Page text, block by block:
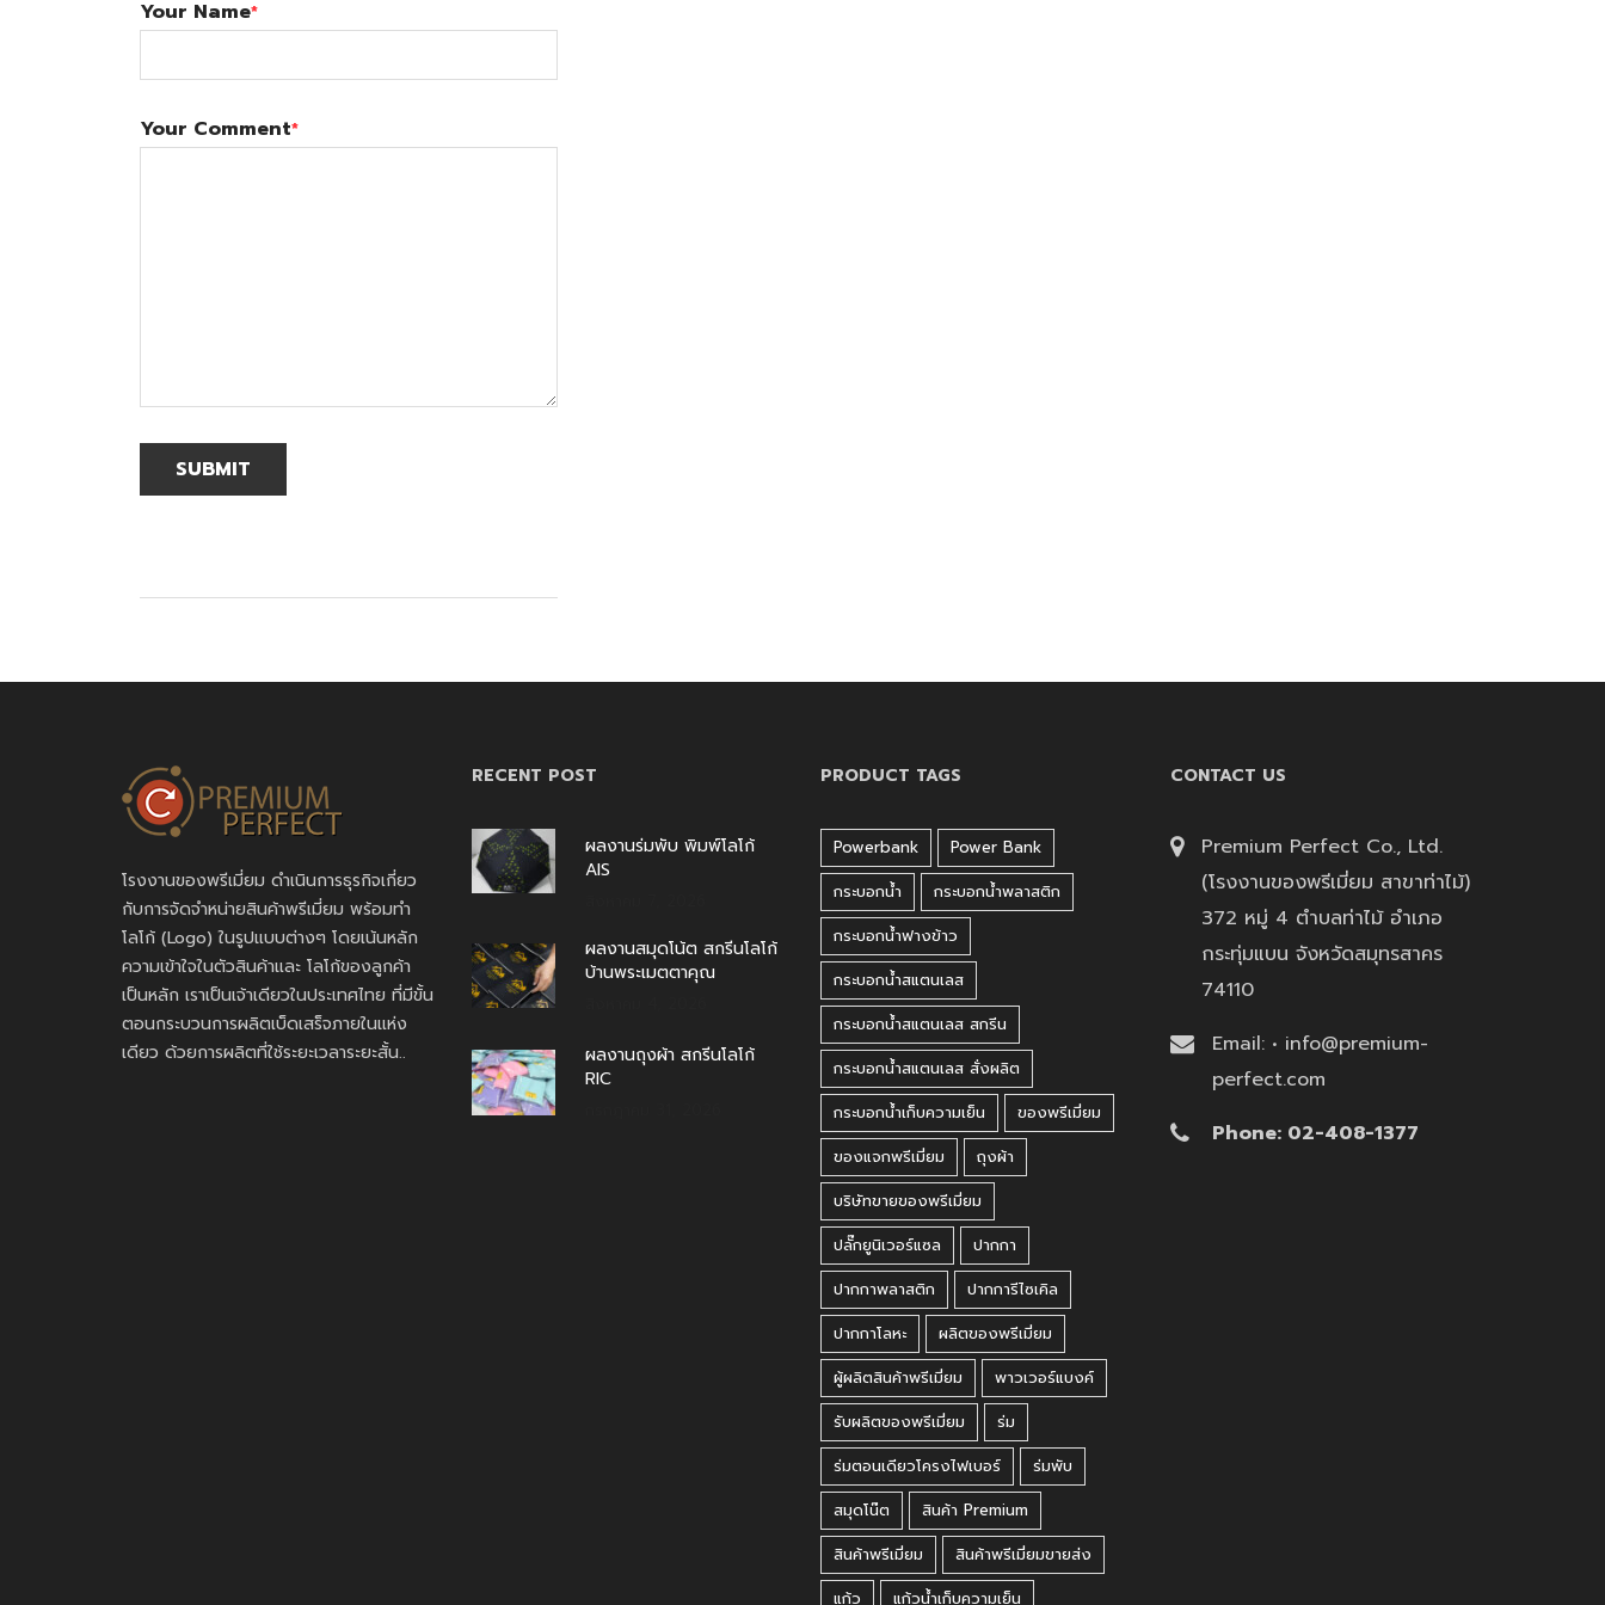
Your Name*
Your Comment*
โรงงานของพรีเมี่ยม ดำเนินการธุรกิจเกี่ยว
กับการจัดจำหน่ายสินค้าพรีเมี่ยม พร้อมทำ
โลโก้ (Logo) ในรูปแบบต่างๆ โดยเน้นหลัก
ความเข้าใจในตัวสินค้าและ โลโก้ของลูกค้า
เป็นหลัก เราเป็นเจ้าเดียวในประเทศไทย ที่มีขั้น
ตอนกระบวนการผลิตเบ็ดเสร็จภายในแห่ง
เดียว ด้วยการผลิตที่ใช้ระยะเวลาระยะสั้น..
RECENT POST
ผลงานร่มพับ พิมพ์โลโก้
AIS
ผลงานสมุดโน้ต สกรีนโลโก้
บ้านพระเมตตาคุณ
ผลงานถุงผ้า สกรีนโลโก้
RIC
PRODUCT TAGS
Powerbank
Power Bank
กระบอกน้ำ
กระบอกน้ำพลาสติก
กระบอกน้ำฟางข้าว
กระบอกน้ำสแตนเลส
กระบอกน้ำสแตนเลส สกรีน
กระบอกน้ำสแตนเลส สั่งผลิต
กระบอกน้ำเก็บความเย็น
ของพรีเมี่ยม
ของแจกพรีเมี่ยม
ถุงผ้า
บริษัทขายของพรีเมี่ยม
ปลั๊กยูนิเวอร์แซล
ปากกา
ปากกาพลาสติก
ปากการีไซเคิล
ปากกาโลหะ
ผลิตของพรีเมี่ยม
ผู้ผลิตสินค้าพรีเมี่ยม
พาวเวอร์แบงค์
รับผลิตของพรีเมี่ยม
ร่ม
ร่มตอนเดียวโครงไฟเบอร์
ร่มพับ
สมุดโน๊ต
สินค้า Premium
สินค้าพรีเมี่ยม
สินค้าพรีเมี่ยมขายส่ง
แก้ว
แก้วน้ำเก็บความเย็น
CONTACT US
Premium Perfect Co., Ltd.
(โรงงานของพรีเมี่ยม สาขาท่าไม้)
372 หมู่ 4 ตำบลท่าไม้ อำเภอ
กระทุ่มแบน จังหวัดสมุทรสาคร
74110
Email: • info@premium-
perfect.com
Phone: 02-408-1377